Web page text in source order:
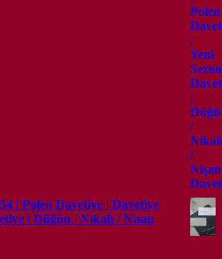
| Polen Davetiye | Davetiye
| Düğün / Nikah / Nişan